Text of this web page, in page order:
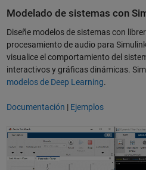
Modelado de sistemas con
Diseñe modelos de sistemas con
procesamiento de audio para
visualice el comportamiento del
interactivos y gráficas dinámicas.
modelos de Deep Learning.
Documentación | Ejemplos